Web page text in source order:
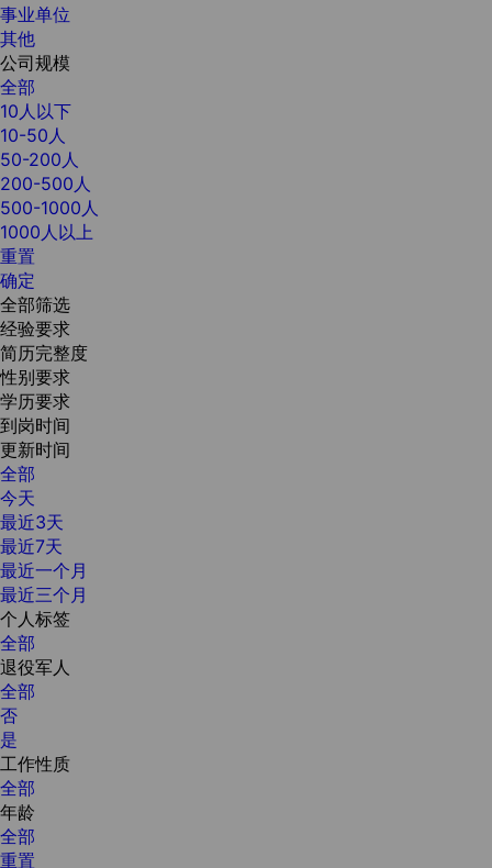
事业单位
其他
公司规模
全部
10人以下
10-50人
50-200人
200-500人
500-1000人
1000人以上
重置
确定
全部筛选
经验要求
简历完整度
性别要求
学历要求
到岗时间
更新时间
全部
今天
最近3天
最近7天
最近一个月
最近三个月
个人标签
全部
退役军人
全部
否
是
工作性质
全部
年龄
全部
重置